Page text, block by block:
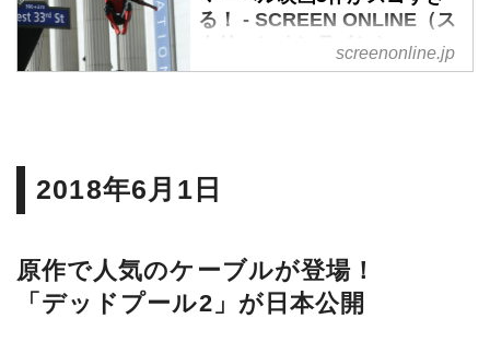
る！ - SCREEN ONLINE（ス
渡って超先取り紹介！第一弾と
本をアメコミ系ライター、杉山
すぴ豊が完全予想！（文／杉山
screenonline.jp
2018年6月1日
原作で人気のケーブルが登場！
「デッドプール2」が日本公開